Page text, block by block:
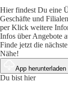
Hier findest Du eine
Geschäfte und
per Klick weitere
Infos über Angebote
Finde jetzt die
Nähe!
App herunterladen
Du bist hier